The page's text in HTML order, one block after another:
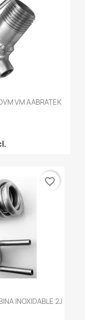
VM AABRATEK
INOXIDABLE 2J
favorite_border